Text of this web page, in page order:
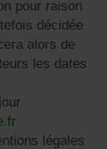
pour raison
décidée
alors de
les dates
légales